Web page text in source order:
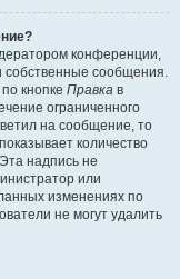
конференции,
собственные сообщения.
кнопке Правка в
ограниченного
на сообщение, то
количество
надпись не
или
изменениях по
не могут удалить